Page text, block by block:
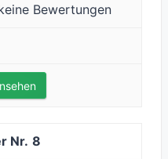
Bewertungen
8